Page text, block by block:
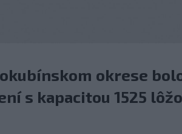
okrese
s kapacitou 1525